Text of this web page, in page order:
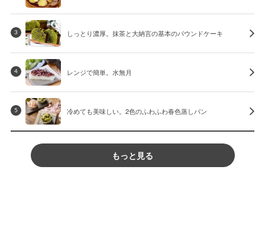
3 しっとり濃厚。抹茶と大納言の基本のパウンドケーキ
4 レンジで簡単。水無月
5 冷めても美味しい。2色のふわふわ春色蒸しパン
もっと見る